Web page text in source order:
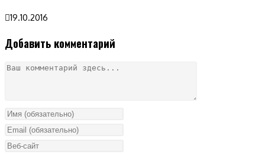
19.10.2016
Добавить комментарий
Комментарий
Введите
свое
имя
Введите
свой
Введите